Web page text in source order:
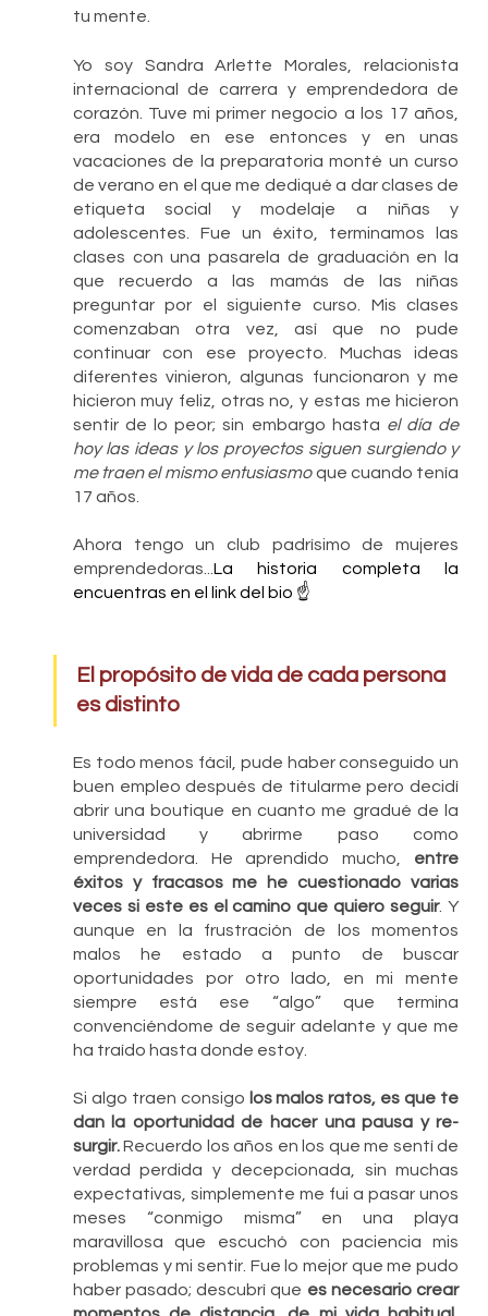
tu mente.
Yo soy Sandra Arlette Morales, relacionista
internacional de carrera y emprendedora de
corazón. Tuve mi primer negocio a los 17 años,
era modelo en ese entonces y en unas
vacaciones de la preparatoria monté un curso
de verano en el que me dediqué a dar clases de
etiqueta social y modelaje a niñas y
adolescentes. Fue un éxito, terminamos las
clases con una pasarela de graduación en la
que recuerdo a las mamás de las niñas
preguntar por el siguiente curso. Mis clases
comenzaban otra vez, así que no pude
continuar con ese proyecto. Muchas ideas
diferentes vinieron, algunas funcionaron y me
hicieron muy feliz, otras no, y estas me hicieron
sentir de lo peor; sin embargo hasta el día de
hoy las ideas y los proyectos siguen surgiendo y
me traen el mismo entusiasmo que cuando tenía
17 años.
Ahora tengo un club padrísimo de mujeres
emprendedoras... La historia completa la
encuentras en el link del bio ☝️
El propósito de vida de cada persona
es distinto
Es todo menos fácil, pude haber conseguido un
buen empleo después de titularme pero decidí
abrir una boutique en cuanto me gradué de la
universidad y abrirme paso como
emprendedora. He aprendido mucho, entre
éxitos y fracasos me he cuestionado varias
veces si este es el camino que quiero seguir. Y
aunque en la frustración de los momentos
malos he estado a punto de buscar
oportunidades por otro lado, en mi mente
siempre está ese “algo” que termina
convenciéndome de seguir adelante y que me
ha traído hasta donde estoy.
Si algo traen consigo los malos ratos, es que te
dan la oportunidad de hacer una pausa y re-
surgir. Recuerdo los años en los que me sentí de
verdad perdida y decepcionada, sin muchas
expectativas, simplemente me fui a pasar unos
meses “conmigo misma” en una playa
maravillosa que escuchó con paciencia mis
problemas y mi sentir. Fue lo mejor que me pudo
haber pasado; descubrí que es necesario crear